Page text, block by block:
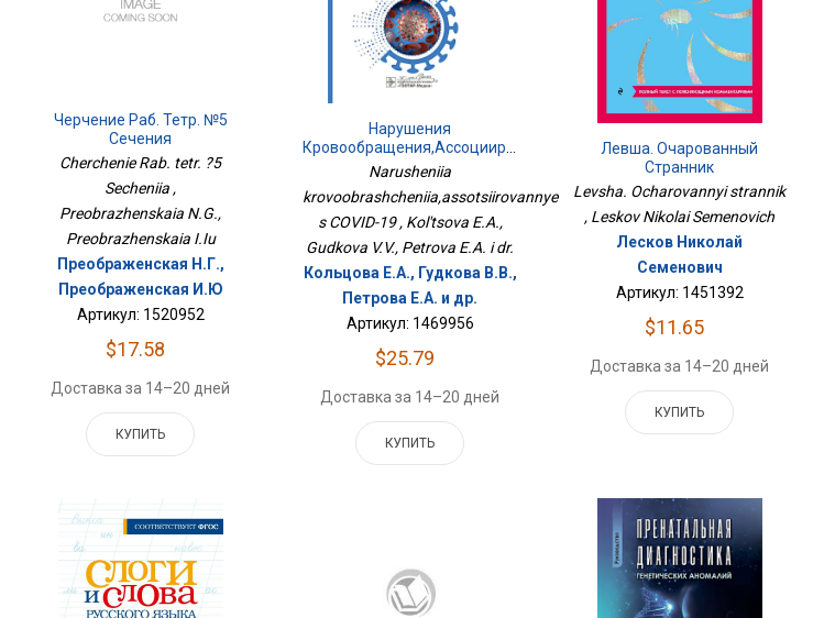
Черчение Раб. Тетр. №5
Сечения
Cherchenie Rab. tetr. ?5
Secheniia ,
Preobrazhenskaia N.G.,
Preobrazhenskaia I.Iu
Преображенская Н.Г.,
Преображенская И.Ю
Артикул: 1520952
$17.58
Доставка за 14–20 дней
КУПИТЬ
Нарушения
Кровообращения,ассоциированные
С COVID-19
Narusheniia
krovoobrashcheniia,assotsiirovannye
s COVID-19 , Kol'tsova E.A.,
Gudkova V.V., Petrova E.A. i dr.
Кольцова Е.А., Гудкова В.В.,
Петрова Е.А. и др.
Артикул: 1469956
$25.79
Доставка за 14–20 дней
КУПИТЬ
Левша. Очарованный
Странник
Levsha. Ocharovannyi strannik
, Leskov Nikolai Semenovich
Лесков Николай
Семенович
Артикул: 1451392
$11.65
Доставка за 14–20 дней
КУПИТЬ